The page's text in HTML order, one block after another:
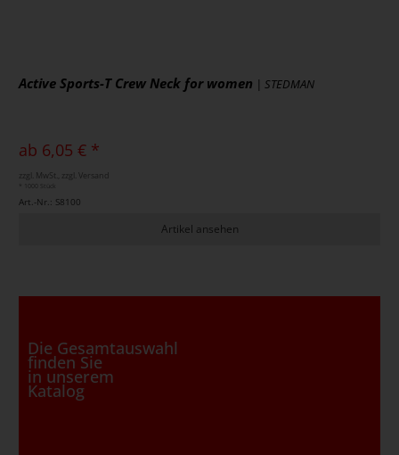
Active Sports-T Crew Neck for women | STEDMAN
ab 6,05 € *
zzgl. MwSt., zzgl. Versand
Art.-Nr.: S8100
Artikel ansehen
Die Gesamtauswahl
finden Sie
in unserem
Katalog